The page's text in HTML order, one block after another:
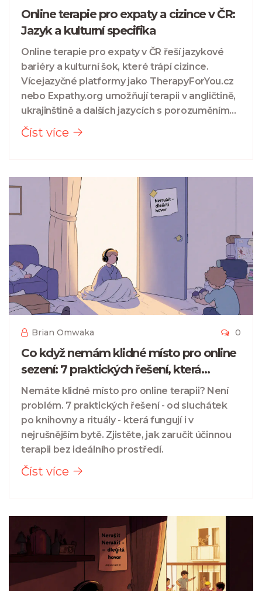
Online terapie pro expaty a cizince v ČR:
Jazyk a kulturní specifika
Online terapie pro expaty v ČR řeší jazykové
bariéry a kulturní šok, které trápí cizince.
Vícejazyčné platformy jako TherapyForYou.cz
nebo Expathy.org umožňují terapii v angličtině,
ukrajinštině a dalších jazycích s porozuměním
vaší kultuře.
Číst více
Brian Omwaka 0
Co když nemám klidné místo pro online
sezení: 7 praktických řešení, která
skutečně fungují
Nemáte klidné místo pro online terapii? Není
problém. 7 praktických řešení - od sluchátek
po knihovny a rituály - která fungují i v
nejrušnějším bytě. Zjistěte, jak zaručit účinnou
terapii bez ideálního prostředí.
Číst více